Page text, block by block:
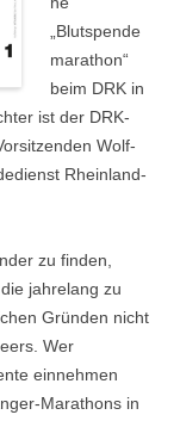
„Blutspende
marathon“
beim DRK in
ist der DRK-
Wolf-
Rheinland-
zu finden,
jahrelang zu
Gründen nicht
Wer
einnehmen
Marathons in